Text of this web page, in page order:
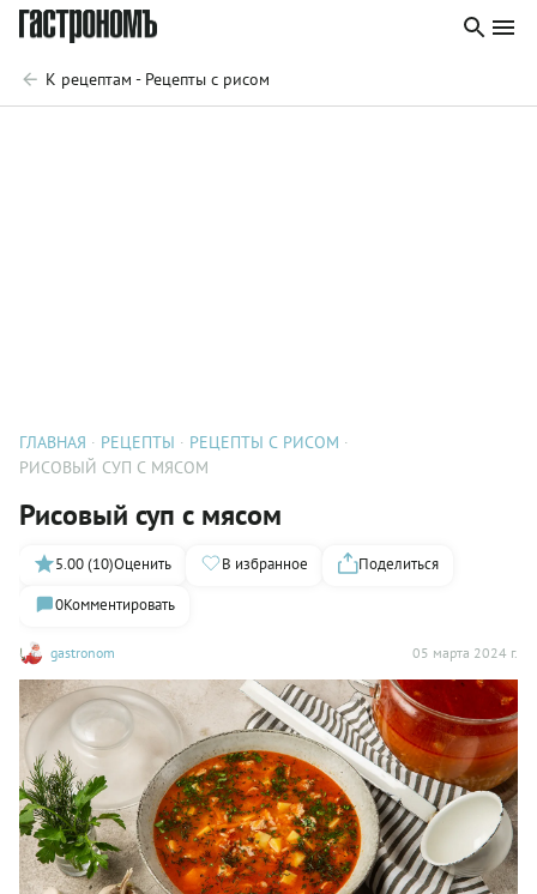
К рецептам - Рецепты с рисом
ГЛАВНАЯ РЕЦЕПТЫ
РЕЦЕПТЫ С РИСОМ
РИСОВЫЙ СУП С МЯСОМ
Рисовый суп с мясом
gastronom 05 марта 2024 г.
5.00 (10)Оценить В избранное
Поделиться
0Комментировать